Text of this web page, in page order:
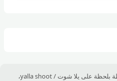
تابع نتائج وتحديثات المباريات لحظة بلحظة على يلا شوت / yalla shoot،